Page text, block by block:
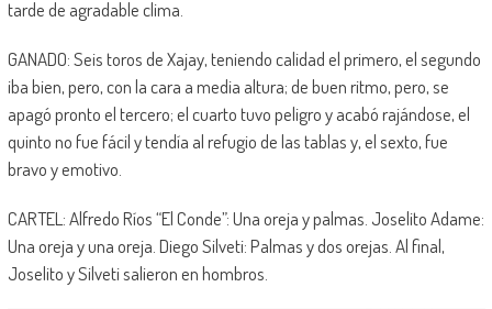
tarde de agradable clima.
GANADO: Seis toros de Xajay, teniendo calidad el primero, el segundo
iba bien, pero, con la cara a media altura; de buen ritmo, pero, se
apagó pronto el tercero; el cuarto tuvo peligro y acabó rajándose, el
quinto no fue fácil y tendía al refugio de las tablas y, el sexto, fue
bravo y emotivo.
CARTEL: Alfredo Ríos “El Conde”: Una oreja y palmas. Joselito Adame:
Una oreja y una oreja. Diego Silveti: Palmas y dos orejas. Al final,
Joselito y Silveti salieron en hombros.